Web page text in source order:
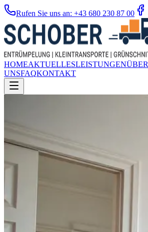
Rufen Sie uns an: +43 680 230 87 00
HOMEAKTUELLESLEISTUNGENÜBER
UNSFAQKONTAKT